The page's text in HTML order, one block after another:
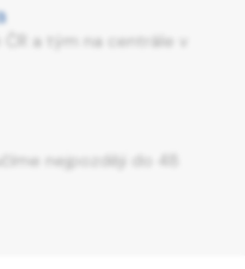
a tým na centrále v
nejpozději do 48